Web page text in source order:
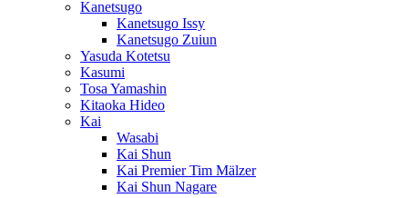
Kanetsugo
Kanetsugo Issy
Kanetsugo Zuiun
Yasuda Kotetsu
Kasumi
Tosa Yamashin
Kitaoka Hideo
Kai
Wasabi
Kai Shun
Kai Premier Tim Mälzer
Kai Shun Nagare